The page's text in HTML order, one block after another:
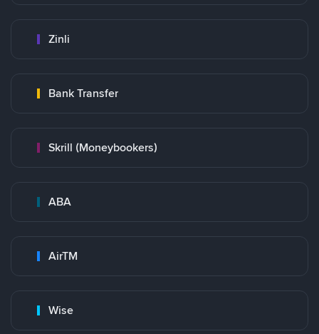
Zinli
Bank Transfer
Skrill (Moneybookers)
ABA
AirTM
Wise